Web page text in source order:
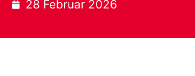
28 Februar 2026